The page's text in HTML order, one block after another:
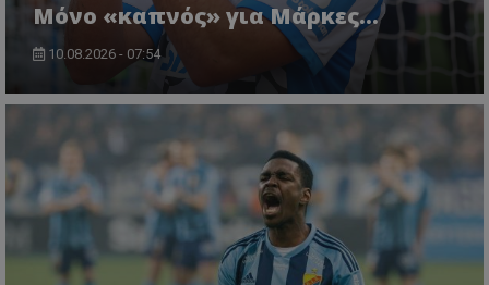
Μόνο «καπνός» για Μάρκες…
10.08.2026 - 07:54